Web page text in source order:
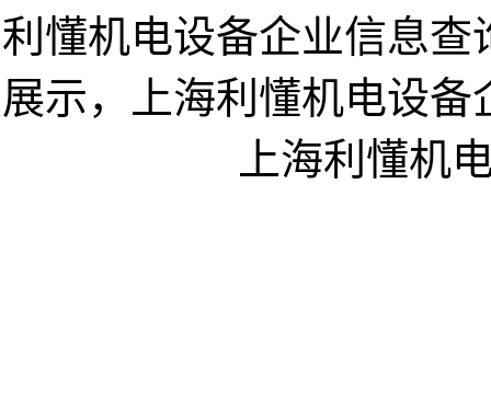
利懂机电设备企业信息
展示，上海利懂机电设
上海利懂机